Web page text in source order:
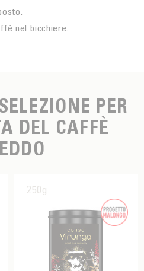
nel bicchiere.
PER
DEL CAFFÈ
250g